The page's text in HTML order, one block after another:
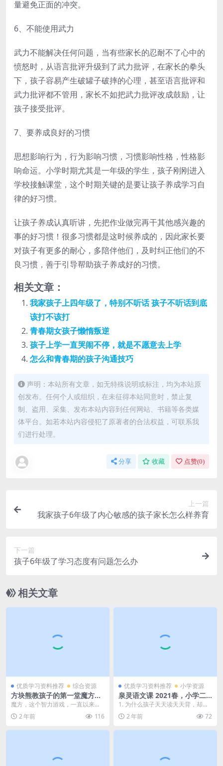
量避免正面的冲突。
6、不能使用武力
武力不能解决任何问题，当有些家长的忍耐不了心中的
愤怒时，从语言批评升级到了武力批评，在家长的拳头
下，孩子容易产生破罐子破摔的心理，甚至语言批评和
武力批评都不管用，家长不如把武力批评改成鼓励，让
孩子接受批评。
7、要养成良好的习惯
思想影响行为，行为影响习惯，习惯影响性格，性格影
响命运。小学时期尤其是一年级的学生，孩子刚刚进入
学校接触课堂，这个时期关键的是要让孩子养成学习自
律的好习惯。
让孩子养成认真听讲，先把作业做完再干其他感兴趣的
事的好习惯！很多习惯都是这时候养成的，因此家长要
对孩子有更多的耐心，多陪伴他们，及时纠正他们的不
良习惯，善于引导帮助孩子养成好的习惯。
相关文章：
我家孩子上四年级了，特别不听话 孩子不听话到底
该打不该打
青春期女孩子懒惰叛逆
孩子上学一直哭闹不停，就是不愿意去上学
怎么和青春期的孩子沟通技巧
声明：本站所有文章，如无特殊说明或标注，均为本站原
创发布。任何个人或组织，在未征得本站同意时，禁止复
制、盗用、采集、发布本站内容到任何网站、书籍等各类媒
体平台。如若本站内容侵犯了原著者的合法权益，可联系我
们进行处理。
分享 收藏 点赞(0)
上一篇
我家孩子6年级了内心敏感的孩子家长怎么样养育
下一篇
孩子6年级了学习态度有问题怎么办
相关文章
优质学习资料推荐 综合资源
方块熊教孩子的第一堂魔方课
程，包含14节视频动画魔方课
视频资源百度网盘下载
魔方，这个智力游戏，一直以来都
拥有着丰富多样的玩法，其中包括
竞速、盲拧、单拧等等...
2 年前 116
优质学习资料推荐 小学资源
泉灵语文课 2021春，小学二
年级下册42讲MP4视频+完结
带PDF讲义文档 百度网盘下载
1. 为什么孩子天天读天天背，却仍
然学不好语文？ 因为读和背只是给
孩子输入了信息...
2 年前 72